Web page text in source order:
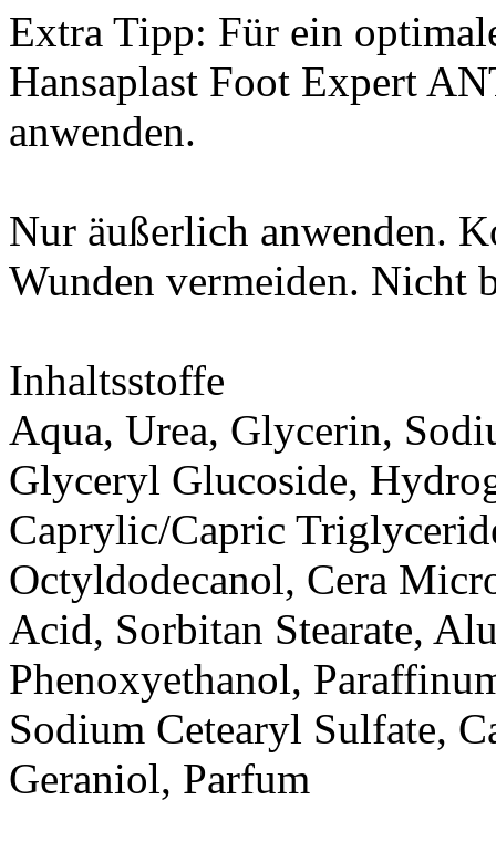
Extra Tipp: Für ein
Hansaplast Foot Expert
anwenden.
Nur äußerlich anwenden.
Wunden vermeiden. Nicht
Inhaltsstoffe
Aqua, Urea, Glycerin,
Glyceryl Glucoside,
Caprylic/Capric
Octyldodecanol, Cera
Acid, Sorbitan Stearate,
Phenoxyethanol,
Sodium Cetearyl Sulfate,
Geraniol, Parfum